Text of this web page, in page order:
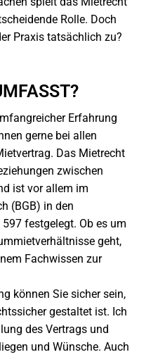
Rolle. Doch
Praxis tatsächlich zu?
Erfahrung
gerne bei allen
Das Mietrecht
zwischen
ist vor allem im
(BGB) in den
festgelegt. Ob es um
geht,
Fachwissen zur
können Sie sicher sein,
gestaltet ist. Ich
des Vertrags und
und Wünsche. Auch